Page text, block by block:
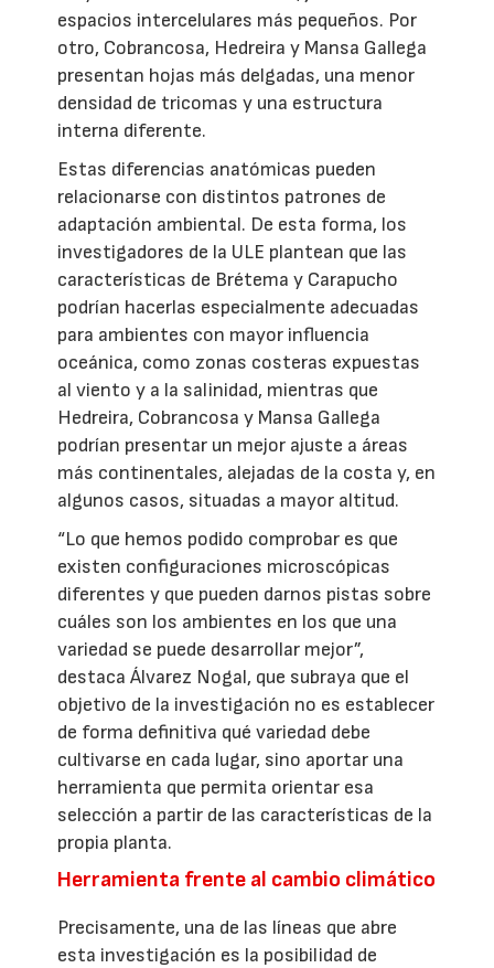
espacios intercelulares más pequeños. Por
otro, Cobrancosa, Hedreira y Mansa Gallega
presentan hojas más delgadas, una menor
densidad de tricomas y una estructura
interna diferente.
Estas diferencias anatómicas pueden
relacionarse con distintos patrones de
adaptación ambiental. De esta forma, los
investigadores de la ULE plantean que las
características de Brétema y Carapucho
podrían hacerlas especialmente adecuadas
para ambientes con mayor influencia
oceánica, como zonas costeras expuestas
al viento y a la salinidad, mientras que
Hedreira, Cobrancosa y Mansa Gallega
podrían presentar un mejor ajuste a áreas
más continentales, alejadas de la costa y, en
algunos casos, situadas a mayor altitud.
“Lo que hemos podido comprobar es que
existen configuraciones microscópicas
diferentes y que pueden darnos pistas sobre
cuáles son los ambientes en los que una
variedad se puede desarrollar mejor”,
destaca Álvarez Nogal, que subraya que el
objetivo de la investigación no es establecer
de forma definitiva qué variedad debe
cultivarse en cada lugar, sino aportar una
herramienta que permita orientar esa
selección a partir de las características de la
propia planta.
Herramienta frente al cambio climático
Precisamente, una de las líneas que abre
esta investigación es la posibilidad de